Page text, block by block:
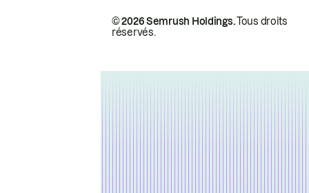
© 2026 Semrush Holdings.Tous droits
réservés.